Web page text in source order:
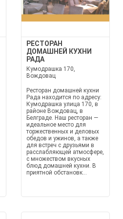
РЕСТОРАН
ДОМАШНЕЙ КУХНИ
РАДА
Кумодрашка 170,
Вождовац
Ресторан домашней кухни
Рада находится по адресу:
Кумодрашка улица 170, в
районе Вождовац, в
Белграде. Наш ресторан —
идеальное место для
торжественных и деловых
обедов и ужинов, а также
для встреч с друзьями в
расслабляющей атмосфере,
с множеством вкусных
блюд домашней кухни. В
приятной обстановк...